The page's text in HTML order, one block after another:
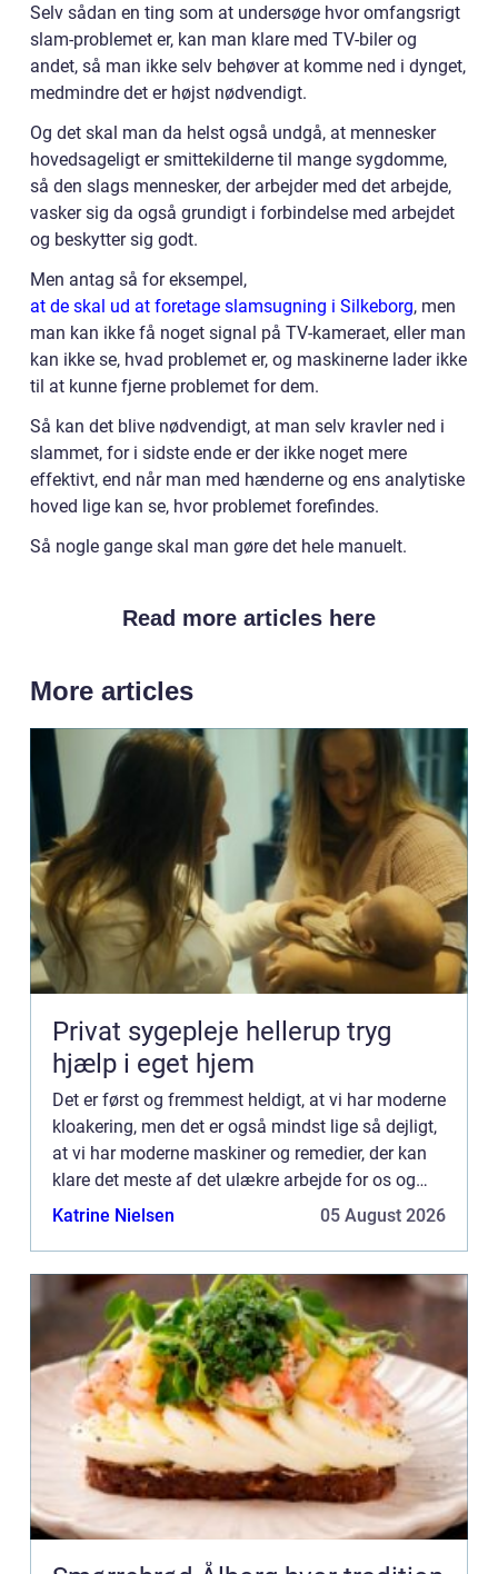
Selv sådan en ting som at undersøge hvor omfangsrigt
slam-problemet er, kan man klare med TV-biler og
andet, så man ikke selv behøver at komme ned i dynget,
medmindre det er højst nødvendigt.
Og det skal man da helst også undgå, at mennesker
hovedsageligt er smittekilderne til mange sygdomme,
så den slags mennesker, der arbejder med det arbejde,
vasker sig da også grundigt i forbindelse med arbejdet
og beskytter sig godt.
Men antag så for eksempel,
at de skal ud at foretage slamsugning i Silkeborg, men
man kan ikke få noget signal på TV-kameraet, eller man
kan ikke se, hvad problemet er, og maskinerne lader ikke
til at kunne fjerne problemet for dem.
Så kan det blive nødvendigt, at man selv kravler ned i
slammet, for i sidste ende er der ikke noget mere
effektivt, end når man med hænderne og ens analytiske
hoved lige kan se, hvor problemet forefindes.
Så nogle gange skal man gøre det hele manuelt.
Read more articles here
More articles
Privat sygepleje hellerup tryg
hjælp i eget hjem
Det er først og fremmest heldigt, at vi har moderne
kloakering, men det er også mindst lige så dejligt,
at vi har moderne maskiner og remedier, der kan
klare det meste af det ulækre arbejde for os og
ikke mindst dem, der arbe...
Katrine Nielsen 05 August 2026